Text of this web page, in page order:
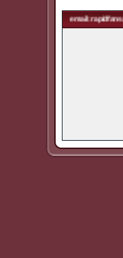
... email: rapidfans@gmail.com |